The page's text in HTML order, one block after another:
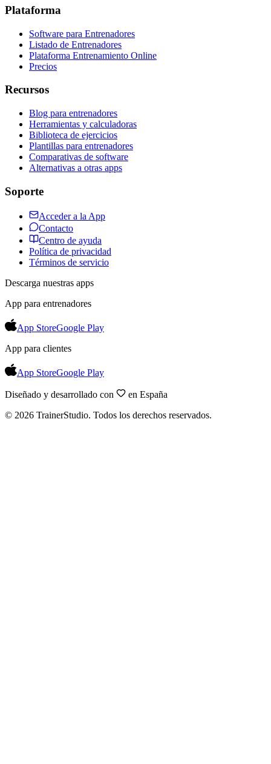
Plataforma
Software para Entrenadores
Listado de Entrenadores
Plataforma Entrenamiento Online
Precios
Recursos
Blog para entrenadores
Herramientas y calculadoras
Biblioteca de ejercicios
Plantillas para entrenadores
Comparativas de software
Alternativas a otras apps
Soporte
Acceder a la App
Contacto
Centro de ayuda
Política de privacidad
Términos de servicio
Descarga nuestras apps
App para entrenadores
App StoreGoogle Play
App para clientes
App StoreGoogle Play
Diseñado y desarrollado con
en España
© 2026 TrainerStudio. Todos los derechos reservados.